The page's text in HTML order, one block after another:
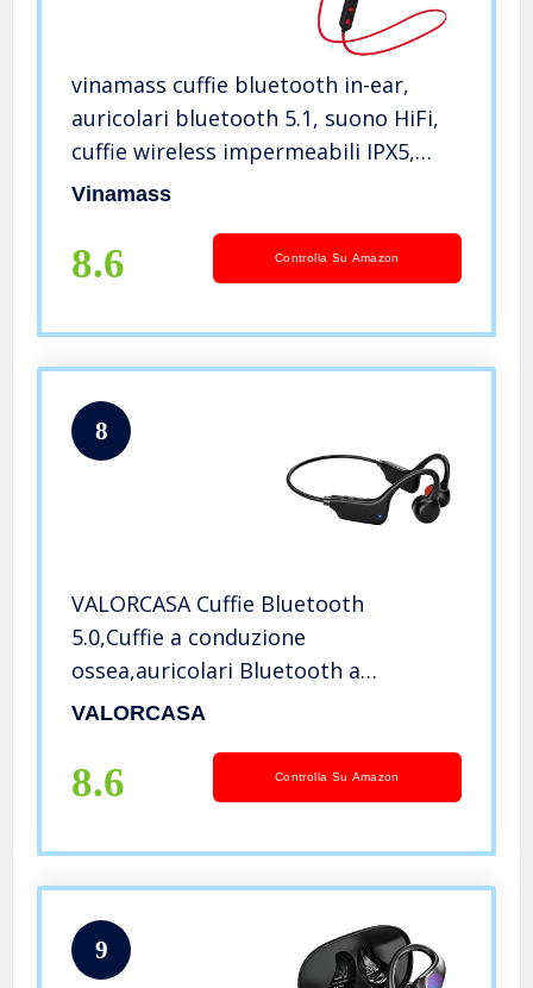
vinamass cuffie bluetooth in-ear,
auricolari bluetooth 5.1, suono HiFi,
cuffie wireless impermeabili IPX5,
cuffie wireless bluetooth magnetici
Vinamass
8.6 Controlla Su Amazon
8
VALORCASA Cuffie Bluetooth
5.0,Cuffie a conduzione
ossea,auricolari Bluetooth a
conduzione ossea, auricolari sportivi
ciclismo, palestra, guida
VALORCASA
8.6 Controlla Su Amazon
9